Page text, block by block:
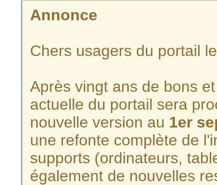
Annonce
Chers usagers du portail
Après vingt ans de bons
actuelle du portail sera
nouvelle version au 1er
une refonte complète de
supports (ordinateurs,
également de nouvelles